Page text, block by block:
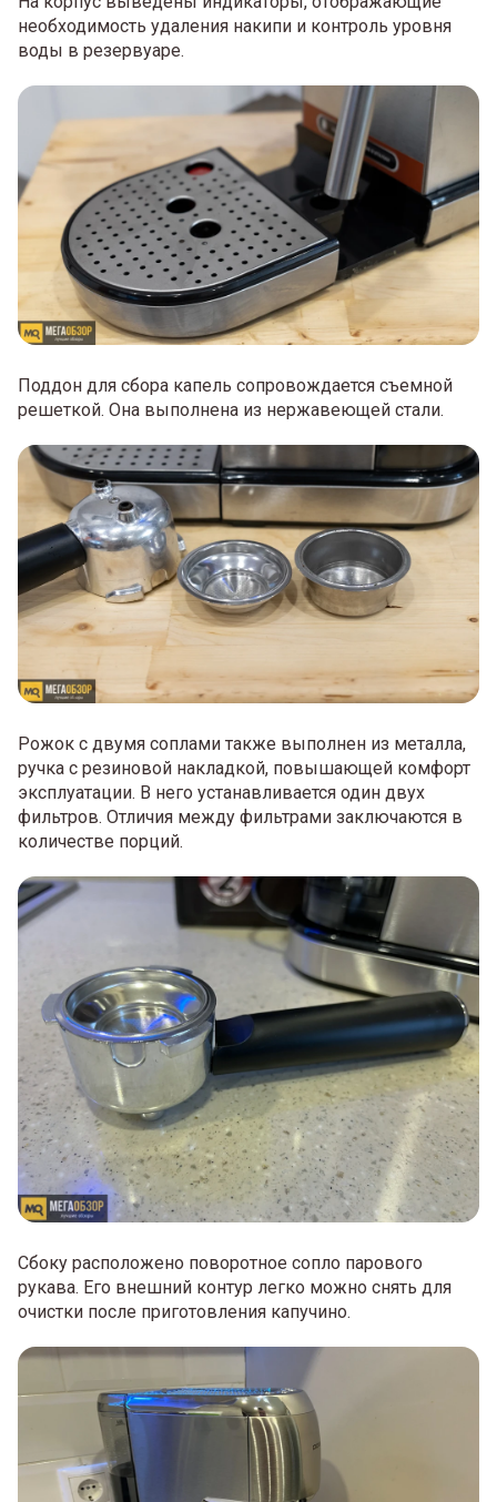
необходимость удаления накипи и контроль уровня
воды в резервуаре.
Поддон для сбора капель сопровождается съемной
решеткой. Она выполнена из нержавеющей стали.
Рожок с двумя соплами также выполнен из металла,
ручка с резиновой накладкой, повышающей комфорт
эксплуатации. В него устанавливается один двух
фильтров. Отличия между фильтрами заключаются в
количестве порций.
Сбоку расположено поворотное сопло парового
рукава. Его внешний контур легко можно снять для
очистки после приготовления капучино.